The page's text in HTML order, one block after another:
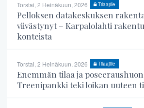
Torstai, 2 Heinäkuun, 2026 Tilaajille
Pelloksen datakeskuksen
viivästynyt – Karpalolahti
konteista
Torstai, 2 Heinäkuun, 2026 Tilaajille
Enemmän tilaa ja
Treenipankki teki loikan uuteen